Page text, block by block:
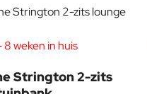
weken in huis
Strington 2-zits